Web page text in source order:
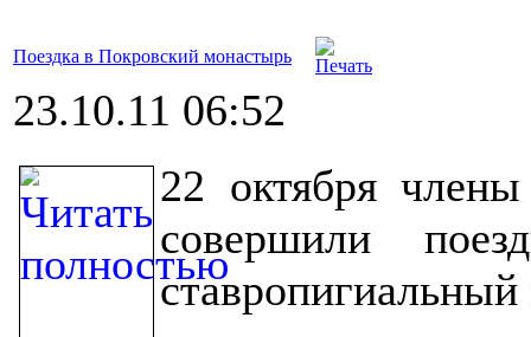
Поездка в Покровский монастырь
23.10.11 06:52
22 октября
совершили